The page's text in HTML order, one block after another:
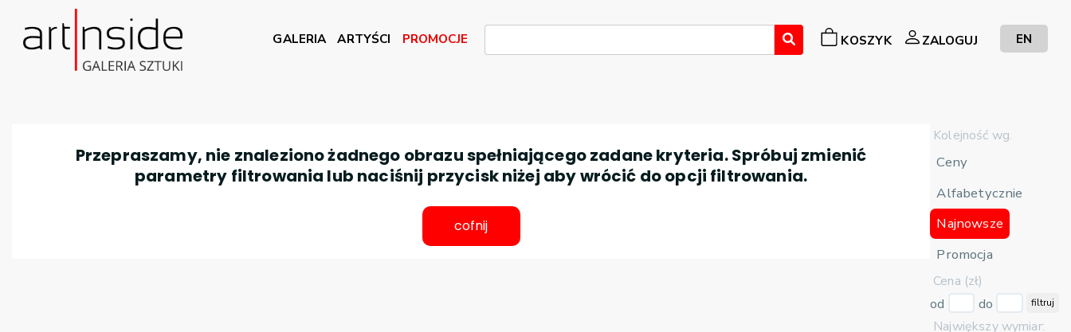
GALERIA ARTYŚCI PROMOCJE KOSZYK ZALOGUJ EN
Kolejność wg.
Ceny
Alfabetycznie
Najnowsze
Promocja
Cena (zł)
od
do filtruj
Największy wymiar:
Przepraszamy, nie znaleziono żadnego obrazu spełniającego zadane kryteria. Spróbuj zmienić
parametry filtrowania lub naciśnij przycisk niżej aby wrócić do opcji filtrowania.
cofnij